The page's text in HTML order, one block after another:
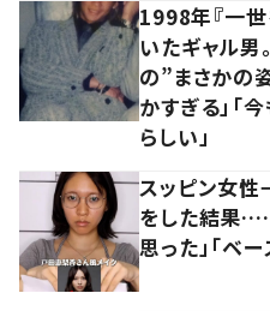
1998年『一
いたギャル男
の”まさかの姿
かすぎる」「
らしい」
スッピン女
をした結果
思った」「ベー